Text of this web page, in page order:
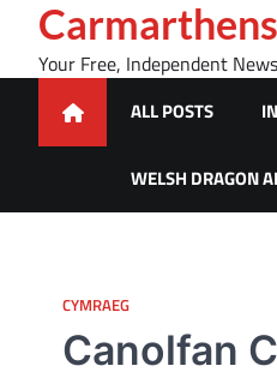
contentYour Free, Independent
ALL POSTS
WELSH DRAGON AI
CYMRAEG
Canolfan